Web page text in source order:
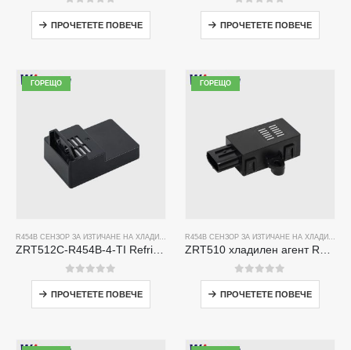
0от 5
ПРОЧЕТЕТЕ ПОВЕЧЕ
0от 5
ПРОЧЕТЕТЕ ПОВЕЧЕ
ГОРЕЩО
R454B СЕНЗОР ЗА ИЗТИЧАНЕ НА ХЛАДИЛЕН АГЕНТ
ZRT512C-R454B-4-TI Refrigerant Sensor Module | NDIR Technology for HVAC & Industrial Safety Monitoring
0от 5
ПРОЧЕТЕТЕ ПОВЕЧЕ
ГОРЕЩО
R454B СЕНЗОР ЗА ИЗТИЧАНЕ НА ХЛАДИЛЕН АГЕНТ
ZRT510 хладилен агент R454B Модул за сензор-високоефективен сензор за хладилен агент NDIR
0от 5
ПРОЧЕТЕТЕ ПОВЕЧЕ